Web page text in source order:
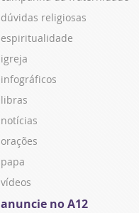
dúvidas religiosas
espiritualidade
igreja
infográficos
libras
notícias
orações
papa
vídeos
anuncie no A12